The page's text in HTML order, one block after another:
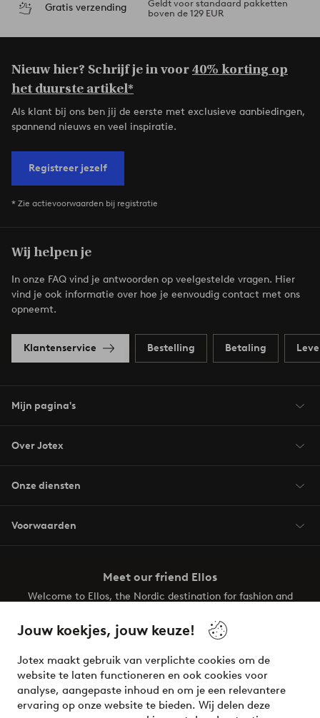
Jouw koekjes, jouw keuze!
Jotex maakt gebruik van verplichte cookies om de
website te laten functioneren en ook cookies voor
analyse, aangepaste inhoud en om je een relevantere
ervaring op onze website te bieden. Wij delen deze
Gratis verzending
Geldt voor standaard pakketten
boven de 129 EUR
Nieuw hier? Schrijf je in voor40% korting op
het duurste artikel*
Als klant bij ons ben jij de eerste met exclusieve aanbiedingen,
spannend nieuws en veel inspiratie.
Registreer jezelf
* Zie actievoorwaarden bij registratie
Wij helpen je
In onze FAQ vind je antwoorden op veelgestelde vragen. Hier
vind je ook informatie over hoe je eenvoudig contact met ons
opneemt.
Klantenservice Bestelling Betaling
Mijn pagina's
Over Jotex
Onze diensten
Voorwaarden
Meet our friend Ellos
Welcome to Ellos, the Nordic destination for fashion and
your wardrobe. Your next inspiring look is here!